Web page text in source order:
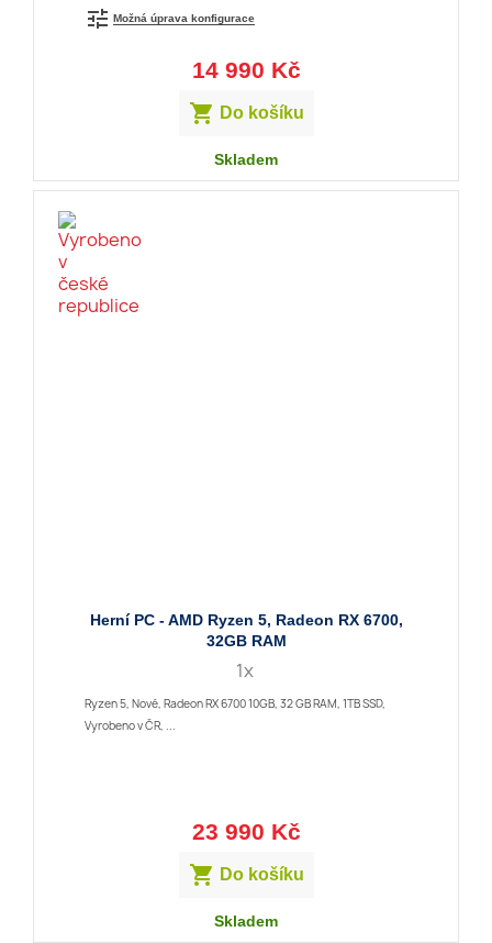
tune Možná úprava konfigurace
14 990 Kč
 Do košíku
Skladem
Herní PC - AMD Ryzen 5, Radeon RX 6700,
32GB RAM
1x
Ryzen 5, Nové, Radeon RX 6700 10GB, 32 GB RAM, 1TB SSD,
Vyrobeno v ČR, ...
23 990 Kč
 Do košíku
Skladem